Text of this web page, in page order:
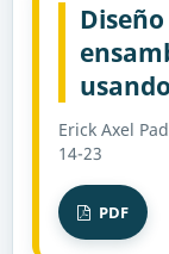
Erick Axel
14-23
PDF